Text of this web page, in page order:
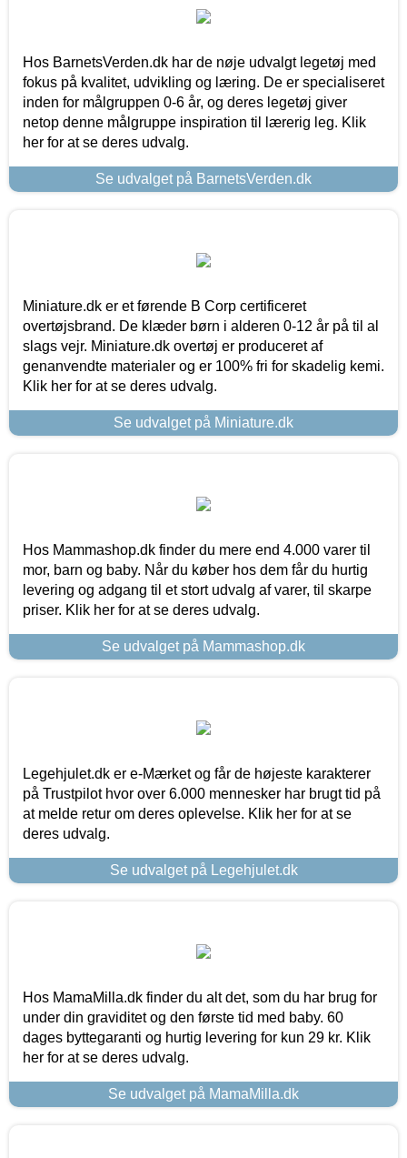
Hos BarnetsVerden.dk har de nøje udvalgt legetøj med
fokus på kvalitet, udvikling og læring. De er specialiseret
inden for målgruppen 0-6 år, og deres legetøj giver
netop denne målgruppe inspiration til lærerig leg. Klik
her for at se deres udvalg.
Se udvalget på BarnetsVerden.dk
Miniature.dk er et førende B Corp certificeret
overtøjsbrand. De klæder børn i alderen 0-12 år på til al
slags vejr. Miniature.dk overtøj er produceret af
genanvendte materialer og er 100% fri for skadelig kemi.
Klik her for at se deres udvalg.
Se udvalget på Miniature.dk
Hos Mammashop.dk finder du mere end 4.000 varer til
mor, barn og baby. Når du køber hos dem får du hurtig
levering og adgang til et stort udvalg af varer, til skarpe
priser. Klik her for at se deres udvalg.
Se udvalget på Mammashop.dk
Legehjulet.dk er e-Mærket og får de højeste karakterer
på Trustpilot hvor over 6.000 mennesker har brugt tid på
at melde retur om deres oplevelse. Klik her for at se
deres udvalg.
Se udvalget på Legehjulet.dk
Hos MamaMilla.dk finder du alt det, som du har brug for
under din graviditet og den første tid med baby. 60
dages byttegaranti og hurtig levering for kun 29 kr. Klik
her for at se deres udvalg.
Se udvalget på MamaMilla.dk